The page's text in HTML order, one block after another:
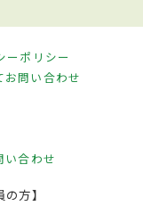
ーポリシー
お問い合わせ
い合わせ
方】